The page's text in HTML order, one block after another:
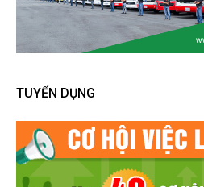
TUYỂN DỤNG